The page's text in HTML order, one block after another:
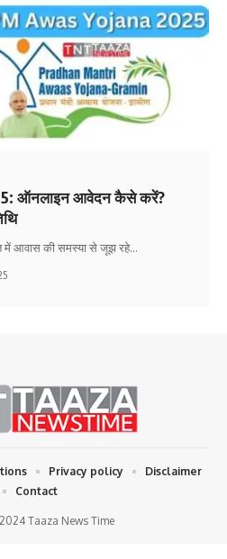
ऑनलाइन आवेदन कैसे करें?
में आवास की समस्या से जूझ रहे…
Taaza News Time
Privacy policy
Disclaimer
Contact